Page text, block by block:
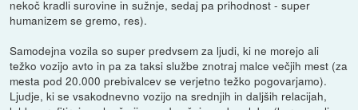
nekoč kradli surovine in sužnje, sedaj pa prihodnost - super
humanizem se gremo, res).
Samodejna vozila so super predvsem za ljudi, ki ne morejo ali
težko vozijo avto in pa za taksi službe znotraj malce večjih mest (za
mesta pod 20.000 prebivalcev se verjetno težko pogovarjamo).
Ljudje, ki se vsakodnevno vozijo na srednjih in daljših relacijah,